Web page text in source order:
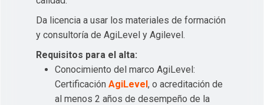
Da licencia a usar los materiales de formación
y consultoría de AgiLevel y Agilevel.
Requisitos para el alta:
Conocimiento del marco AgiLevel:
Certificación AgiLevel, o acreditación de
al menos 2 años de desempeño de la